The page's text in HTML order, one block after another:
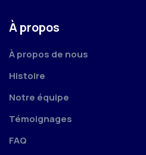
À propos
À propos de nous
Histoire
Notre équipe
Témoignages
FAQ